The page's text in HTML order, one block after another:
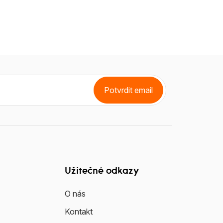
Potvrdit email
Užitečné odkazy
O nás
Kontakt